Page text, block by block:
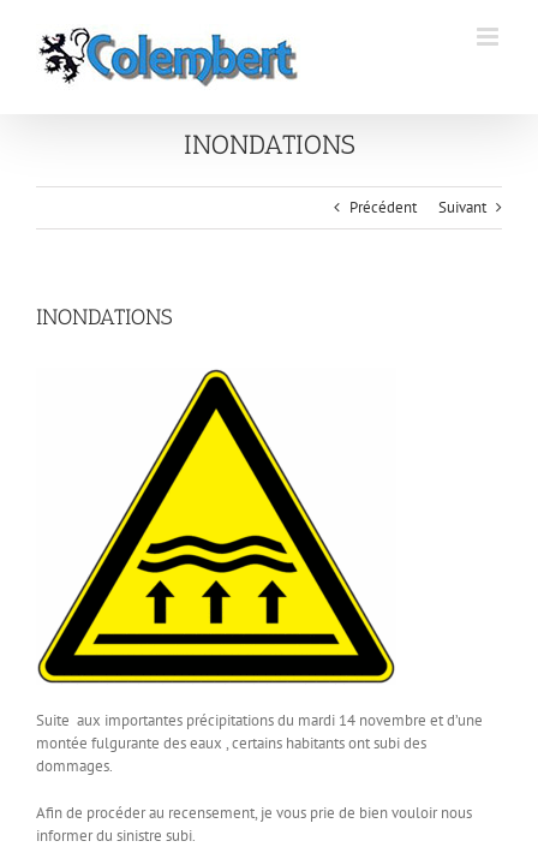
contenu
INONDATIONS
Précédent Suivant
INONDATIONS
Suite aux importantes précipitations du mardi 14 novembre et d’une
montée fulgurante des eaux , certains habitants ont subi des
dommages.
Afin de procéder au recensement, je vous prie de bien vouloir nous
informer du sinistre subi.